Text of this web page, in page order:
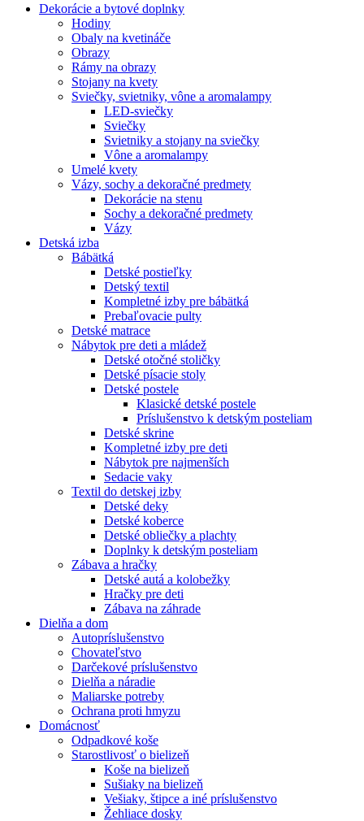
Dekorácie a bytové doplnky
Hodiny
Obaly na kvetináče
Obrazy
Rámy na obrazy
Stojany na kvety
Sviečky, svietniky, vône a aromalampy
LED-sviečky
Sviečky
Svietniky a stojany na sviečky
Vône a aromalampy
Umelé kvety
Vázy, sochy a dekoračné predmety
Dekorácie na stenu
Sochy a dekoračné predmety
Vázy
Detská izba
Bábätká
Detské postieľky
Detský textil
Kompletné izby pre bábätká
Prebaľovacie pulty
Detské matrace
Nábytok pre deti a mládež
Detské otočné stoličky
Detské písacie stoly
Detské postele
Klasické detské postele
Príslušenstvo k detským posteliam
Detské skrine
Kompletné izby pre deti
Nábytok pre najmenších
Sedacie vaky
Textil do detskej izby
Detské deky
Detské koberce
Detské obliečky a plachty
Doplnky k detským posteliam
Zábava a hračky
Detské autá a kolobežky
Hračky pre deti
Zábava na záhrade
Dielňa a dom
Autopríslušenstvo
Chovateľstvo
Darčekové príslušenstvo
Dielňa a náradie
Maliarske potreby
Ochrana proti hmyzu
Domácnosť
Odpadkové koše
Starostlivosť o bielizeň
Koše na bielizeň
Sušiaky na bielizeň
Vešiaky, štipce a iné príslušenstvo
Žehliace dosky